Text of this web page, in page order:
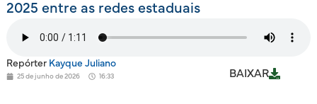
2025 entre as redes estaduais
Repórter Kayque Juliano
25 de junho de 2026 16:33 BAIXAR